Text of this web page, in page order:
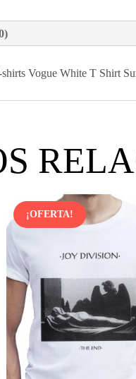
Vogue White T Shirt
¡OFERTA!